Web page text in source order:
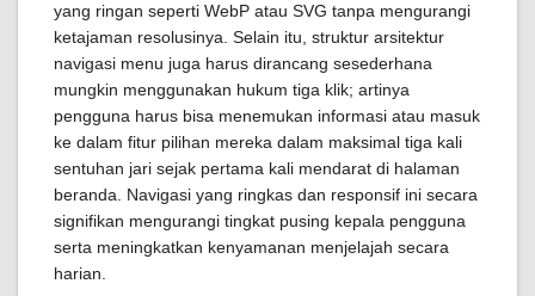
yang ringan seperti WebP atau SVG tanpa mengurangi
ketajaman resolusinya. Selain itu, struktur arsitektur
navigasi menu juga harus dirancang sesederhana
mungkin menggunakan hukum tiga klik; artinya
pengguna harus bisa menemukan informasi atau masuk
ke dalam fitur pilihan mereka dalam maksimal tiga kali
sentuhan jari sejak pertama kali mendarat di halaman
beranda. Navigasi yang ringkas dan responsif ini secara
signifikan mengurangi tingkat pusing kepala pengguna
serta meningkatkan kenyamanan menjelajah secara
harian.